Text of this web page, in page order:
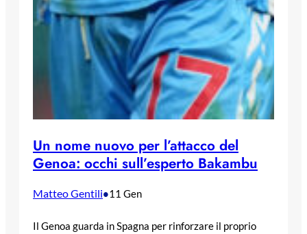
Un nome nuovo per l’attacco del
Genoa: occhi sull’esperto Bakambu
Matteo Gentili•11 Gen
Il Genoa guarda in Spagna per rinforzare il proprio